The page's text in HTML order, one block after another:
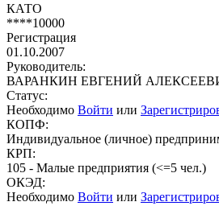
КАТО
****10000
Регистрация
01.10.2007
Руководитель:
ВАРАНКИН ЕВГЕНИЙ
Статус:
Необходимо Войти или
КОПФ:
Индивидуальное (личное)
КРП:
105 - Малые предприятия (<=5 чел.)
ОКЭД:
Необходимо Войти или